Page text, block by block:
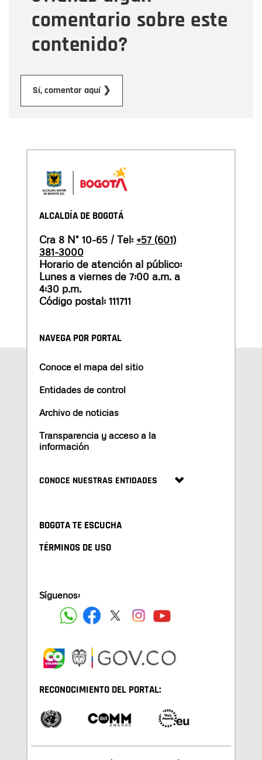
comentario sobre este
contenido?
Sí, comentar aquí ❯
ALCALDÍA DE BOGOTÁ
Cra 8 N° 10-65 / Tel: +57 (601)
381-3000
Horario de atención al público:
Lunes a viernes de 7:00 a.m. a
4:30 p.m.
Código postal: 111711
NAVEGA POR PORTAL
Conoce el mapa del sitio
Entidades de control
Archivo de noticias
Transparencia y acceso a la
información
CONOCE NUESTRAS ENTIDADES
BOGOTA TE ESCUCHA
TÉRMINOS DE USO
Síguenos:
RECONOCIMIENTO DEL PORTAL: